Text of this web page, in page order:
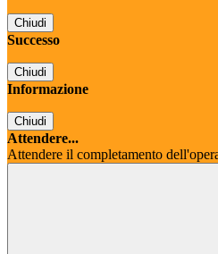
Chiudi
Successo
Chiudi
Informazione
Chiudi
Attendere...
Attendere il completamento